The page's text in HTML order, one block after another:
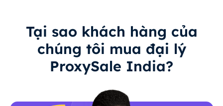
Tại sao khách hàng của
chúng tôi mua đại lý
ProxySale India?